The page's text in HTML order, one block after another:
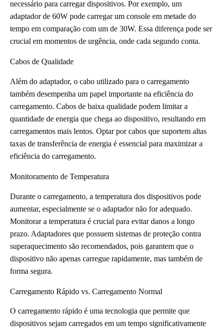
necessário para carregar dispositivos. Por exemplo, um
adaptador de 60W pode carregar um console em metade do
tempo em comparação com um de 30W. Essa diferença pode ser
crucial em momentos de urgência, onde cada segundo conta.
Cabos de Qualidade
Além do adaptador, o cabo utilizado para o carregamento
também desempenha um papel importante na eficiência do
carregamento. Cabos de baixa qualidade podem limitar a
quantidade de energia que chega ao dispositivo, resultando em
carregamentos mais lentos. Optar por cabos que suportem altas
taxas de transferência de energia é essencial para maximizar a
eficiência do carregamento.
Monitoramento de Temperatura
Durante o carregamento, a temperatura dos dispositivos pode
aumentar, especialmente se o adaptador não for adequado.
Monitorar a temperatura é crucial para evitar danos a longo
prazo. Adaptadores que possuem sistemas de proteção contra
superaquecimento são recomendados, pois garantem que o
dispositivo não apenas carregue rapidamente, mas também de
forma segura.
Carregamento Rápido vs. Carregamento Normal
O carregamento rápido é uma tecnologia que permite que
dispositivos sejam carregados em um tempo significativamente